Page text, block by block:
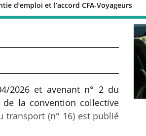
d’emploi et l’accord CFA-Voyageurs
sur la
2026 et avenant n° 2 du
de la convention collective
transport (n° 16) est publié